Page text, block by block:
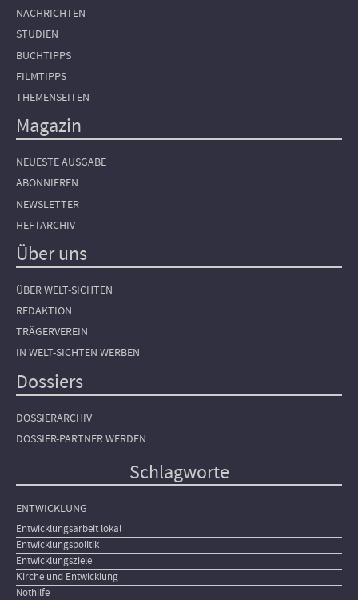
NACHRICHTEN
STUDIEN
BUCHTIPPS
FILMTIPPS
THEMENSEITEN
Magazin
NEUESTE AUSGABE
ABONNIEREN
NEWSLETTER
HEFTARCHIV
Über uns
ÜBER WELT-SICHTEN
REDAKTION
TRÄGERVEREIN
IN WELT-SICHTEN WERBEN
Dossiers
DOSSIERARCHIV
DOSSIER-PARTNER WERDEN
Schlagworte
ENTWICKLUNG
Entwicklungsarbeit lokal
Entwicklungspolitik
Entwicklungsziele
Kirche und Entwicklung
Nothilfe